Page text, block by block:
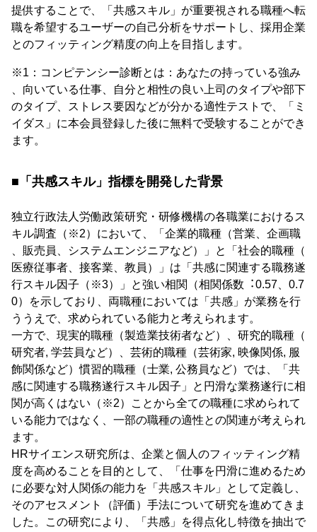
提供することで、「共感スキル」が重要視される職種へ転
職を希望するユーザーの⾃⼰分析をサポートし、採⽤企業
とのフィッティング精度の向上を⽬指します。
※1：コンピテンシー診断とは：あなたの持っている強み
、向いている仕事、⾃分と相性の良い上司のタイプや部下
のタイプ、ストレス要因などが分かる適性テストで、「ミ
イダス」に本会員登録した後に無料で受験することができ
ます。
■「共感スキル」指標を開発した背景
独⽴⾏政法⼈労働政策研究・研修機構の各職業におけるス
キル調査（※2）において、「企業的職種（営業、企画職
、販売員、システムエンジニアなど）」と「社会的職種（
医療従事者、接客業、教員）」は「共感に関連する職務遂
⾏スキル因⼦（※3）」と強い相関（相関係数︓0.57、0.7
0）を⽰しており、両職種においては「共感」が業務を⾏
ううえで、求められている能⼒と考えられます。
⼀⽅で、現実的職種（製造業技術者など）、研究的職種（
研究者, 学芸員など）、芸術的職種（芸術家, 映像関係, 服
飾関係など）慣習的職種（⼠業, 公務員など）では、「共
感に関連する職務遂⾏スキル因⼦」と円滑な業務遂⾏に相
関が⾼くはない（※2）ことから全ての職種に求められて
いる能⼒ではなく、⼀部の職種の適性との関連が考えられ
ます。
HRサイエンス研究所は、企業と個⼈のフィッティング精
度を⾼めることを⽬的として、「仕事を円滑に進めるため
に必要な対⼈関係の能⼒を「共感スキル」として定義し、
そのアセスメント（評価）⼿法について研究を進めてきま
した。この研究により、「共感」を得点化し特徴を抽出で